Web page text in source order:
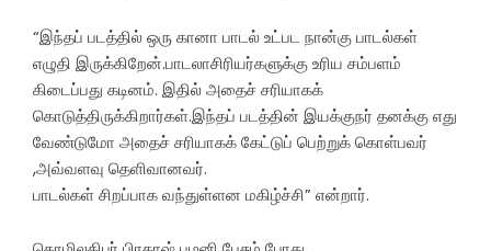
“இந்தப் படத்தில் ஒரு கானா பாடல் உட்பட நான்கு பாடல்கள்
எழுதி இருக்கிறேன்.பாடலாசிரியர்களுக்கு உரிய சம்பளம்
கிடைப்பது கடினம். இதில் அதைச் சரியாகக்
கொடுத்திருக்கிறார்கள்.இந்தப் படத்தின் இயக்குநர் தனக்கு எது
வேண்டுமோ அதைச் சரியாகக் கேட்டுப் பெற்றுக் கொள்பவர்
,அவ்வளவு தெளிவானவர்.
பாடல்கள் சிறப்பாக வந்துள்ளன மகிழ்ச்சி” என்றார்.